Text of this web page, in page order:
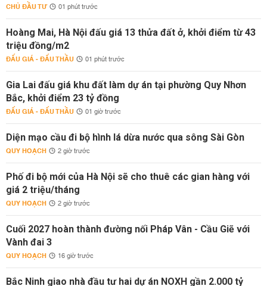
CHỦ ĐẦU TƯ 01 phút trước
Hoàng Mai, Hà Nội đấu giá 13 thửa đất ở, khởi điểm từ 43
triệu đồng/m2
ĐẤU GIÁ - ĐẤU THẦU 01 phút trước
Gia Lai đấu giá khu đất làm dự án tại phường Quy Nhơn
Bắc, khởi điểm 23 tỷ đồng
ĐẤU GIÁ - ĐẤU THẦU 01 giờ trước
Diện mạo cầu đi bộ hình lá dừa nước qua sông Sài Gòn
QUY HOẠCH 2 giờ trước
Phố đi bộ mới của Hà Nội sẽ cho thuê các gian hàng với
giá 2 triệu/tháng
QUY HOẠCH 2 giờ trước
Cuối 2027 hoàn thành đường nối Pháp Vân - Cầu Giẽ với
Vành đai 3
QUY HOẠCH 16 giờ trước
Bắc Ninh giao nhà đầu tư hai dự án NOXH gần 2.000 tỷ